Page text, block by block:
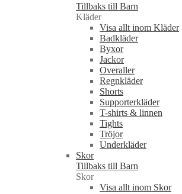
Tillbaks till Barn
Kläder
Visa allt inom Kläder
Badkläder
Byxor
Jackor
Overaller
Regnkläder
Shorts
Supporterkläder
T-shirts & linnen
Tights
Tröjor
Underkläder
Skor
Tillbaks till Barn
Skor
Visa allt inom Skor